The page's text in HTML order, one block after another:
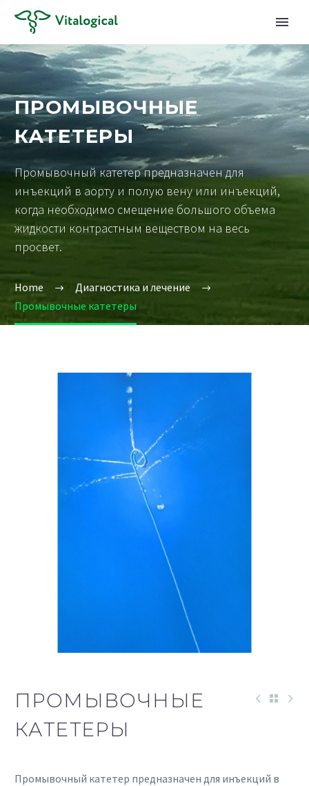
ПРОМЫВОЧНЫЕ
КАТЕТЕРЫ
Промывочный катетер предназначен для
инъекций в аорту и полую вену или инъекций,
когда необходимо смещение большого объема
жидкости контрастным веществом на весь
просвет.
Home
Диагностика и лечение
Промывочные катетеры
ПРОМЫВОЧНЫЕ
КАТЕТЕРЫ
Промывочный катетер предназначен для инъекций в